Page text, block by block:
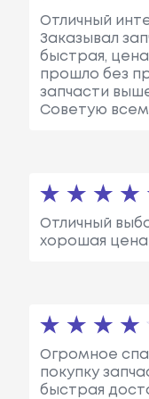
Отличный
Заказывал
быстрая,
прошло без
запчасти
Советую всем
Отличный
хорошая
Огромное
покупку
быстрая